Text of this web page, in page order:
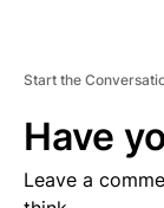
Start the
Have
Leave a